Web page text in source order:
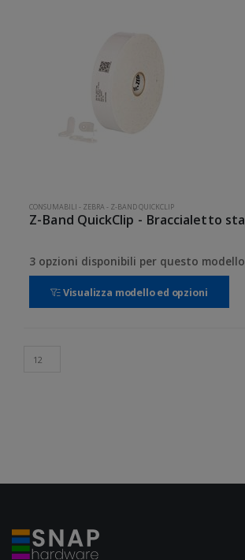
CONSUMABILI - ZEBRA- Z-BAND QUICKCLIP
3 opzioni disponibili per questo modello
Visualizza modello ed opzioni